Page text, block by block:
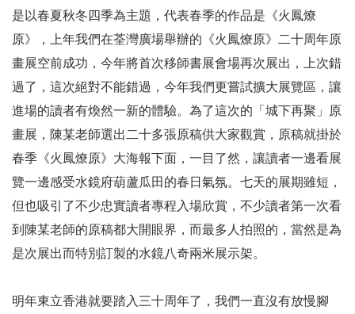
是以春夏秋冬四季為主題，代表春季的作品是《火鳳燎
原》，上年我們在荃灣廣場舉辦的《火鳳燎原》二十周年原
畫展空前成功，今年將首次移師書展會場再次展出，上次錯
過了，這次絕對不能錯過，今年我們更嘗試擴大展覽區，讓
進場的讀者有煥然一新的體驗。為了這次的「城下再聚」原
畫展，陳某老師選出二十多張原稿供大家觀賞，原稿就掛於
春季《火鳳燎原》大海報下面，一目了然，讓讀者一邊看展
覽一邊感受水鏡府葫蘆瓜田的春日氣氛。七天的展期雖短，
但也吸引了不少忠實讀者專程入場欣賞，不少讀者第一次看
到陳某老師的原稿都大開眼界，而最多人拍照的，當然是為
是次展出而特別訂製的水鏡八奇兩米展示架。
明年東立香港就要踏入三十周年了，我們一直沒有放慢腳